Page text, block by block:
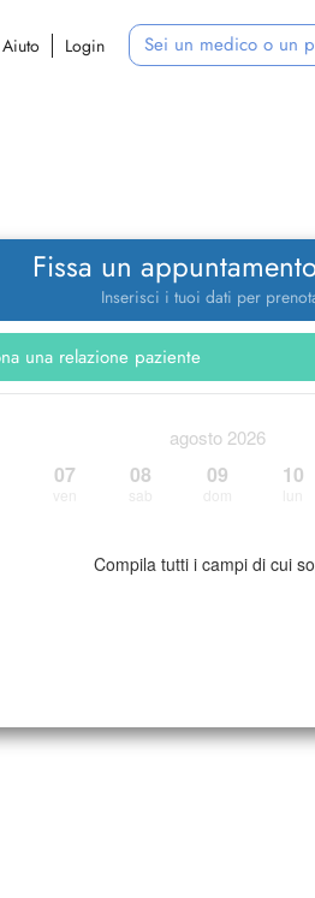
Aiuto Login Sei un medico o un
Fissa un
Inserisci i tuoi dati per
agosto 2026
07 08 09 10
Compila tutti i campi di cui